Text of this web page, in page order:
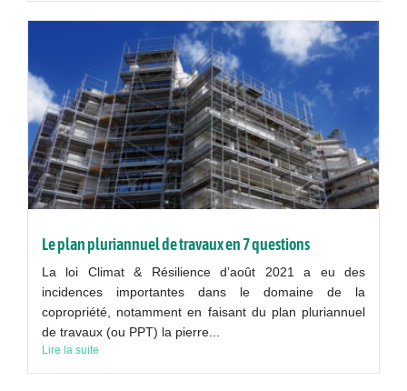
Le plan pluriannuel de travaux en 7 questions
La loi Climat & Résilience d’août 2021 a eu des
incidences importantes dans le domaine de la
copropriété, notamment en faisant du plan pluriannuel
de travaux (ou PPT) la pierre...
Lire la suite